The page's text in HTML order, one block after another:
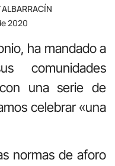
ALBARRACÍN
2020
ha mandado a
comunidades
una serie de
celebrar «una
normas de aforo